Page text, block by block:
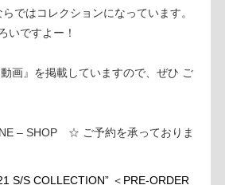
ではコレクションになっています。
いですよー！
画』を掲載していますので、ぜひ ご
– SHOP ☆ ご予約を承っておりま
S/S COLLECTION” ＜PRE-ORDER